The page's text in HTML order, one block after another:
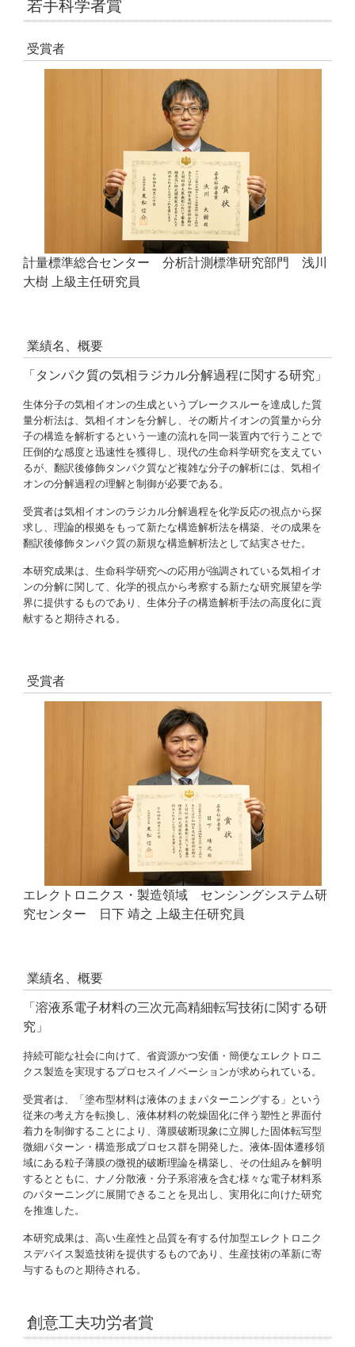
若手科学者賞
受賞者
計量標準総合センター 分析計測標準研究部門 浅川
大樹 上級主任研究員
業績名、概要
「タンパク質の気相ラジカル分解過程に関する研究」
生体分子の気相イオンの生成というブレークスルーを達成した質
量分析法は、気相イオンを分解し、その断片イオンの質量から分
子の構造を解析するという一連の流れを同一装置内で行うことで
圧倒的な感度と迅速性を獲得し、現代の生命科学研究を支えてい
るが、翻訳後修飾タンパク質など複雑な分子の解析には、気相イ
オンの分解過程の理解と制御が必要である。
受賞者は気相イオンのラジカル分解過程を化学反応の視点から探
求し、理論的根拠をもって新たな構造解析法を構築、その成果を
翻訳後修飾タンパク質の新規な構造解析法として結実させた。
本研究成果は、生命科学研究への応用が強調されている気相イオ
ンの分解に関して、化学的視点から考察する新たな研究展望を学
界に提供するものであり、生体分子の構造解析手法の高度化に貢
献すると期待される。
受賞者
エレクトロニクス・製造領域 センシングシステム研
究センター 日下 靖之 上級主任研究員
業績名、概要
「溶液系電子材料の三次元高精細転写技術に関する研
究」
持続可能な社会に向けて、省資源かつ安価・簡便なエレクトロニ
クス製造を実現するプロセスイノベーションが求められている。
受賞者は、「塗布型材料は液体のままパターニングする」という
従来の考え方を転換し、液体材料の乾燥固化に伴う塑性と界面付
着力を制御することにより、薄膜破断現象に立脚した固体転写型
微細パターン・構造形成プロセス群を開発した。液体-固体遷移領
域にある粒子薄膜の微視的破断理論を構築し、その仕組みを解明
するとともに、ナノ分散液・分子系溶液を含む様々な電子材料系
のパターニングに展開できることを見出し、実用化に向けた研究
を推進した。
本研究成果は、高い生産性と品質を有する付加型エレクトロニク
スデバイス製造技術を提供するものであり、生産技術の革新に寄
与するものと期待される。
創意工夫功労者賞